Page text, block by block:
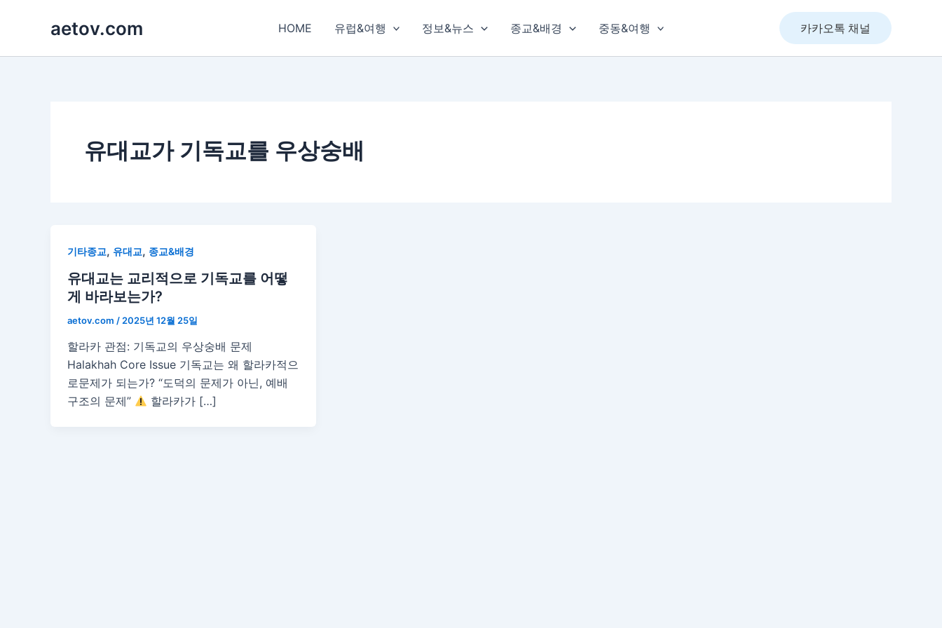
aetov.com HOME 유럽&여행 정보&뉴스 종교&배경 중동&여행 카카오톡 채널
유대교가 기독교를 우상숭배
기타종교, 유대교, 종교&배경
유대교는 교리적으로 기독교를 어떻
게 바라보는가?
aetov.com / 2025년 12월 25일
할라카 관점: 기독교의 우상숭배 문제
Halakhah Core Issue 기독교는 왜 할라카적으
로문제가 되는가? “도덕의 문제가 아닌, 예배
구조의 문제”
할라카가 […]